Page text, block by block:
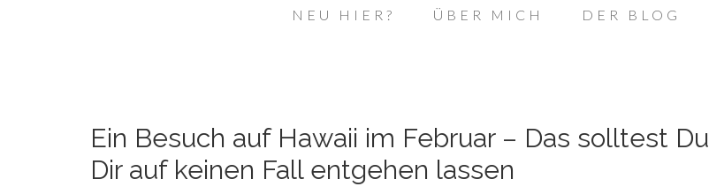
NEU HIER? ÜBER MICH DER BLOG
Ein Besuch auf Hawaii im Februar – Das solltest Du
Dir auf keinen Fall entgehen lassen